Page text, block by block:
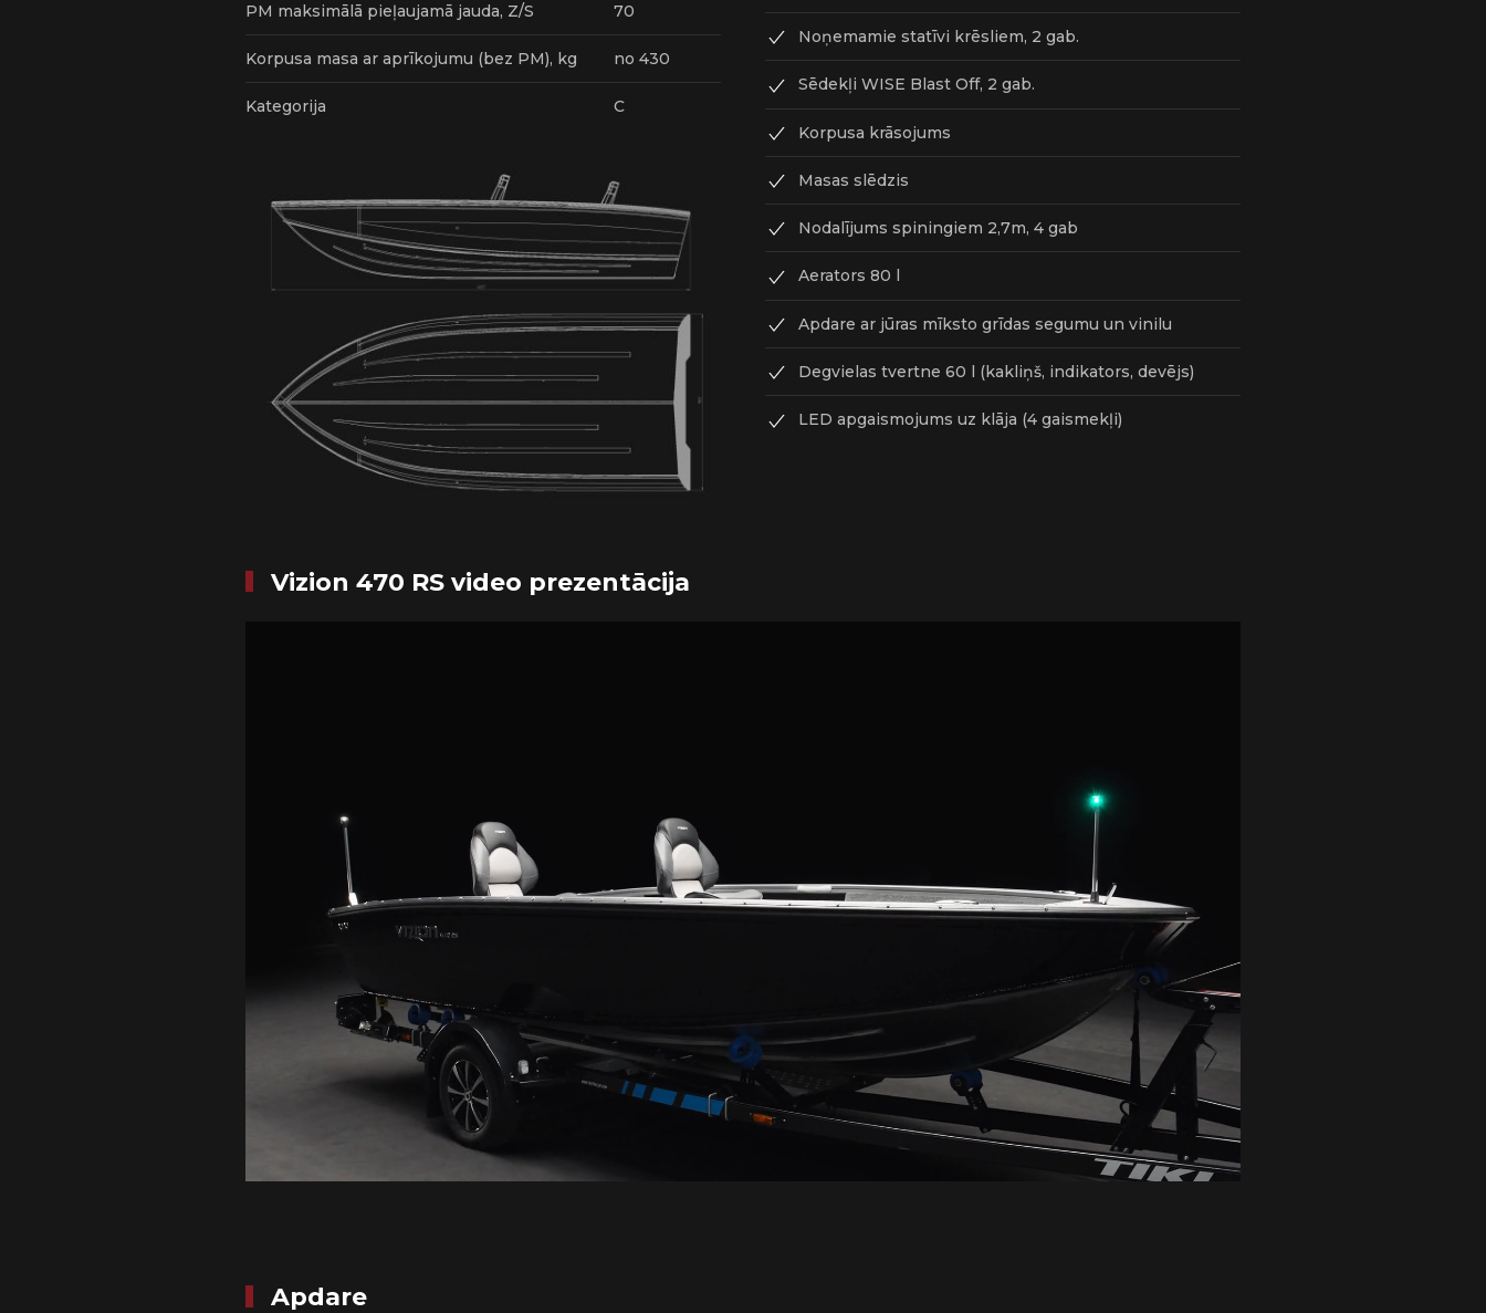
PM maksimālā pieļaujamā jauda, Z/S 70
Korpusa masa ar aprīkojumu (bez PM), kg no 430
Kategorija С
Noņemamie statīvi krēsliem, 2 gab.
Sēdekļi WISE Blast Off, 2 gab.
Korpusa krāsojums
Masas slēdzis
Nodalījums spiningiem 2,7m, 4 gab
Aerators 80 l
Apdare ar jūras mīksto grīdas segumu un vinilu
Degvielas tvertne 60 l (kakliņš, indikators, devējs)
LED apgaismojums uz klāja (4 gaismekļi)
Vizion 470 RS video prezentācija
Apdare